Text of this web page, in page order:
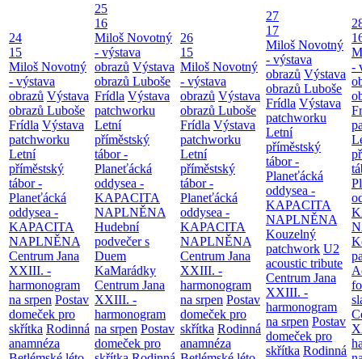
24
15
Miloš Novotný
- výstava
obrazů Výstava
obrazů Luboše
Frídla Výstava
patchworku
Letní
příměstský
tábor -
Planeťácká
oddysea -
KAPACITA
NAPLNĚNA
Centrum Jana
XXIII. -
harmonogram
na srpen Postav
domeček pro
skřítka Rodinná
anamnéza
25
16
Miloš Novotný
- výstava
obrazů Výstava
obrazů Luboše
Frídla Výstava
patchworku
Letní
příměstský
tábor -
Planeťácká
oddysea -
KAPACITA
NAPLNĚNA
Hudební
podvečer s
Duem
KaMarádky
Centrum Jana
XXIII. -
harmonogram
na srpen Postav
domeček pro
26
15
Miloš Novotný
- výstava
obrazů Výstava
obrazů Luboše
Frídla Výstava
patchworku
Letní
příměstský
tábor -
Planeťácká
oddysea -
KAPACITA
NAPLNĚNA
Centrum Jana
XXIII. -
harmonogram
na srpen Postav
domeček pro
skřítka Rodinná
anamnéza
27
17
Miloš Novotný
- výstava
obrazů Výstava
obrazů Luboše
Frídla Výstava
patchworku
Letní
příměstský
tábor -
Planeťácká
oddysea -
KAPACITA
NAPLNĚNA
Kouzelný
patchwork U2
acoustic tribute
Centrum Jana
XXIII. -
harmonogram
na srpen Postav
domeček pro
skřítka Rodinná
-